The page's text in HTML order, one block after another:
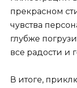
прекрасном
чувства
глубже
все радости и
В итоге,